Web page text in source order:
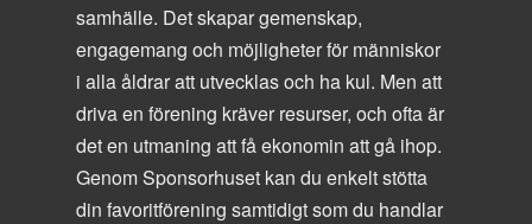
samhälle. Det skapar gemenskap,
engagemang och möjligheter för människor
i alla åldrar att utvecklas och ha kul. Men att
driva en förening kräver resurser, och ofta är
det en utmaning att få ekonomin att gå ihop.
Genom Sponsorhuset kan du enkelt stötta
din favoritförening samtidigt som du handlar